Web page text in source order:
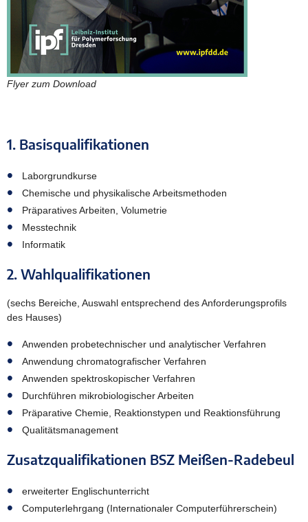
Flyer zum Download
1. Basisqualifikationen
Laborgrundkurse
Chemische und physikalische Arbeitsmethoden
Präparatives Arbeiten, Volumetrie
Messtechnik
Informatik
2. Wahlqualifikationen
(sechs Bereiche, Auswahl entsprechend des Anforderungsprofils
des Hauses)
Anwenden probetechnischer und analytischer Verfahren
Anwendung chromatografischer Verfahren
Anwenden spektroskopischer Verfahren
Durchführen mikrobiologischer Arbeiten
Präparative Chemie, Reaktionstypen und Reaktionsführung
Qualitätsmanagement
Zusatzqualifikationen BSZ Meißen-Radebeul
erweiterter Englischunterricht
Computerlehrgang (Internationaler Computerführerschein)